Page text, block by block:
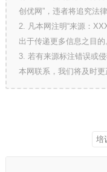
创优网”，违者将追究法律
2. 凡本网注明“来源：
出于传递更多信息之目的
3. 若有来源标注错误或
本网联系，我们将及时更
培